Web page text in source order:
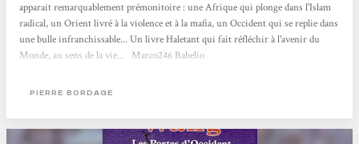
apparait remarquablement prémonitoire : une Afrique qui plonge dans l'Islam
radical, un Orient livré à la violence et à la mafia, un Occident qui se replie dans
une bulle infranchissable... Un livre Haletant qui fait réfléchir à l'avenir du
Monde, au sens de la vie... Marco246 Babelio
PIERRE BORDAGE